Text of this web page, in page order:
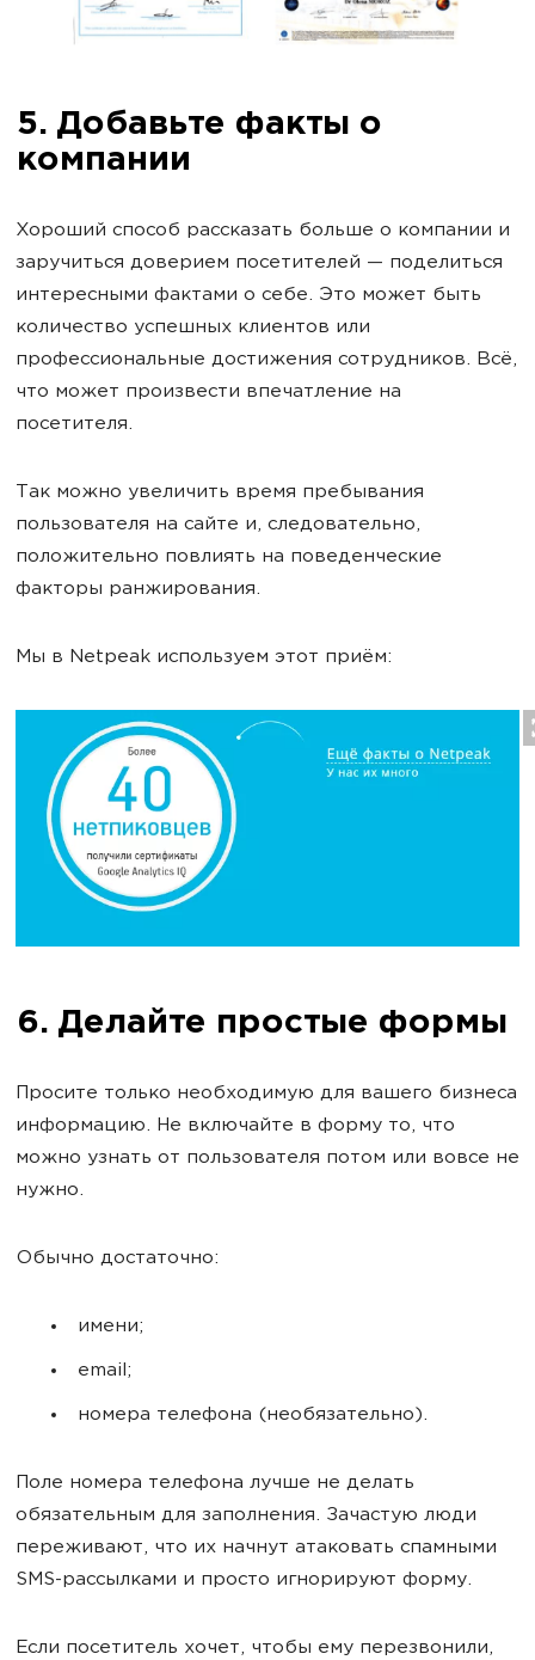
5. Добавьте факты о
компании
Хороший способ рассказать больше о компании и
заручиться доверием посетителей — поделиться
интересными фактами о себе. Это может быть
количество успешных клиентов или
профессиональные достижения сотрудников. Всё,
что может произвести впечатление на
посетителя.
Так можно увеличить время пребывания
пользователя на сайте и, следовательно,
положительно повлиять на поведенческие
факторы ранжирования.
Мы в Netpeak используем этот приём:
6. Делайте простые формы
Просите только необходимую для вашего бизнеса
информацию. Не включайте в форму то, что
можно узнать от пользователя потом или вовсе не
нужно.
Обычно достаточно:
имени;
email;
номера телефона (необязательно).
Поле номера телефона лучше не делать
обязательным для заполнения. Зачастую люди
переживают, что их начнут атаковать спамными
SMS-рассылками и просто игнорируют форму.
Если посетитель хочет, чтобы ему перезвонили,